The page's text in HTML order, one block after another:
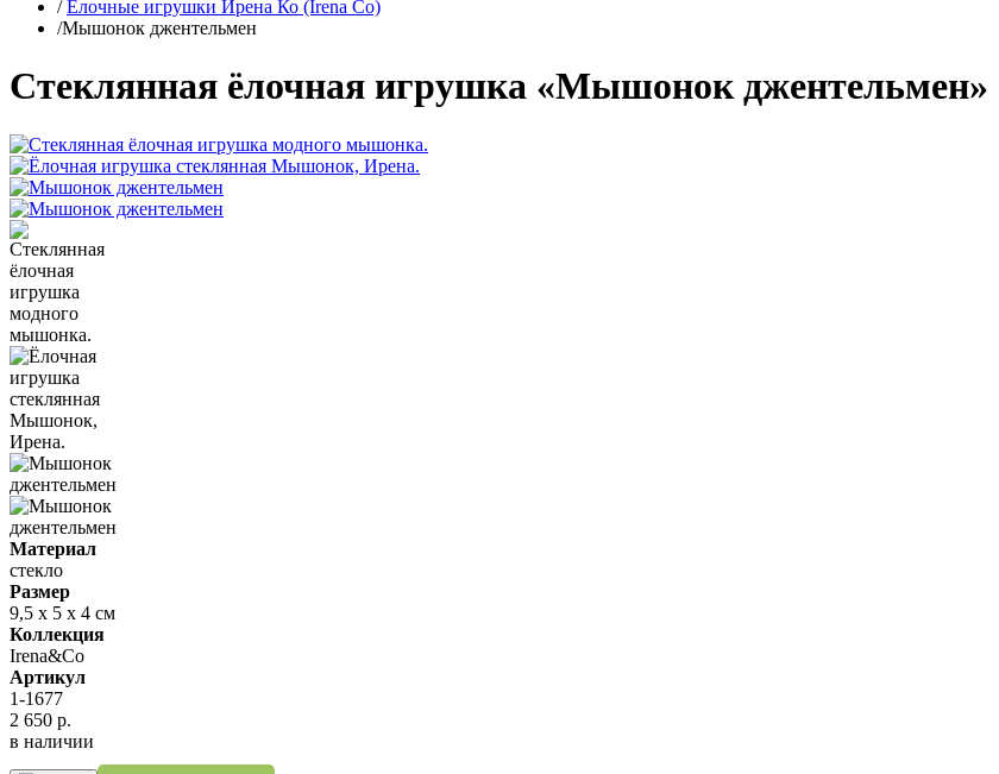
/Елочные игрушки Ирена Ко (Irena Co)
/Мышонок джентельмен
Стеклянная ёлочная игрушка «Мышонок джентельмен»
Материал
стекло
Размер
9,5 х 5 х 4 см
Коллекция
Irena&Co
Артикул
1-1677
2 650 р.
в наличии